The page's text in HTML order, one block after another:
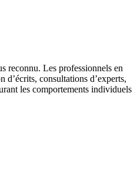
reconnu. Les professionnels en
d’écrits, consultations d’experts,
les comportements individuels